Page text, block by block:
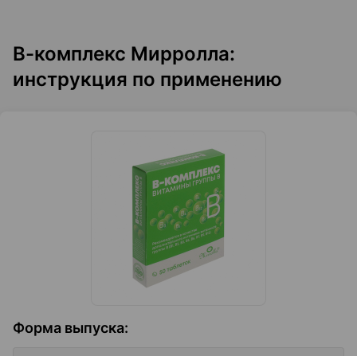
В-комплекс Мирролла:
инструкция по применению
Форма выпуска: